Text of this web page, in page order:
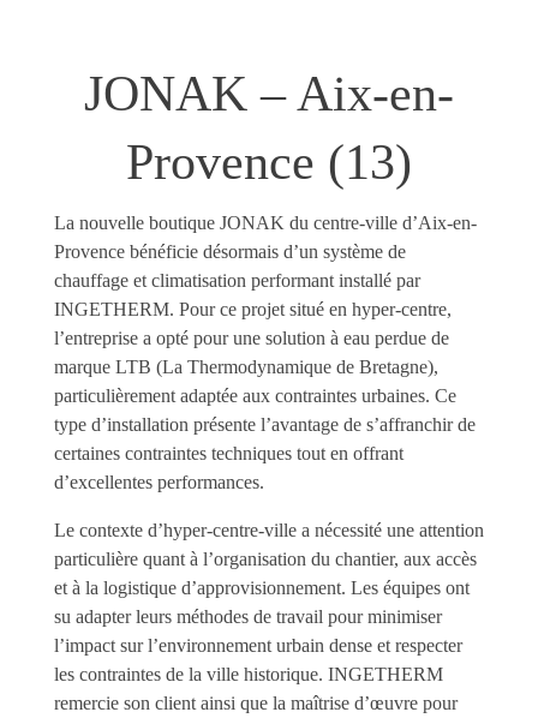
JONAK – Aix-en-
Provence (13)
La nouvelle boutique JONAK du centre-ville d’Aix-en-
Provence bénéficie désormais d’un système de
chauffage et climatisation performant installé par
INGETHERM. Pour ce projet situé en hyper-centre,
l’entreprise a opté pour une solution à eau perdue de
marque LTB (La Thermodynamique de Bretagne),
particulièrement adaptée aux contraintes urbaines. Ce
type d’installation présente l’avantage de s’affranchir de
certaines contraintes techniques tout en offrant
d’excellentes performances.
Le contexte d’hyper-centre-ville a nécessité une attention
particulière quant à l’organisation du chantier, aux accès
et à la logistique d’approvisionnement. Les équipes ont
su adapter leurs méthodes de travail pour minimiser
l’impact sur l’environnement urbain dense et respecter
les contraintes de la ville historique. INGETHERM
remercie son client ainsi que la maîtrise d’œuvre pour